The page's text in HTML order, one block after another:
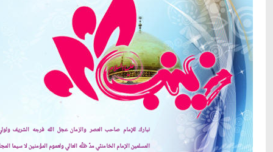
نبارك للإمام صاحب العصر والزمان عجل الله فرجه الشريف
المسلمين الإمام الخامنئي مدّ ظلّه العالي ولعموم المؤمنين لا سيما